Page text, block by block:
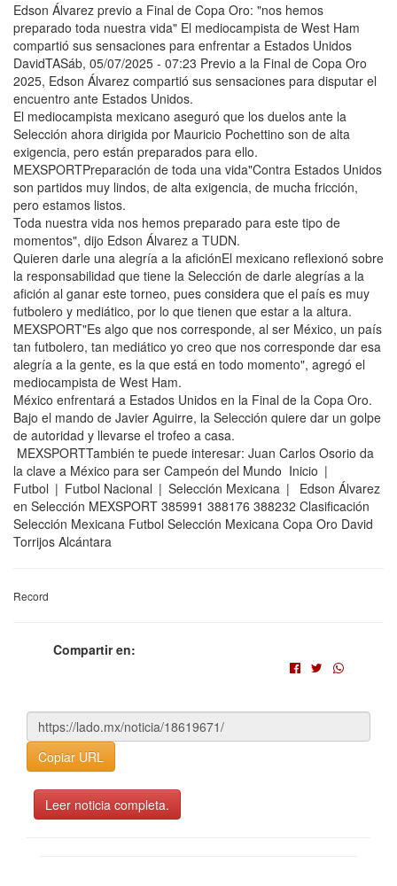
Edson Álvarez previo a Final de Copa Oro: "nos hemos
preparado toda nuestra vida" El mediocampista de West Ham
compartió sus sensaciones para enfrentar a Estados Unidos
DavidTASáb, 05/07/2025 - 07:23 Previo a la Final de Copa Oro
2025, Edson Álvarez compartió sus sensaciones para disputar el
encuentro ante Estados Unidos.
El mediocampista mexicano aseguró que los duelos ante la
Selección ahora dirigida por Mauricio Pochettino son de alta
exigencia, pero están preparados para ello.
MEXSPORTPreparación de toda una vida"Contra Estados Unidos
son partidos muy lindos, de alta exigencia, de mucha fricción,
pero estamos listos.
Toda nuestra vida nos hemos preparado para este tipo de
momentos", dijo Edson Álvarez a TUDN.
Quieren darle una alegría a la aficiónEl mexicano reflexionó sobre
la responsabilidad que tiene la Selección de darle alegrías a la
afición al ganar este torneo, pues considera que el país es muy
futbolero y mediático, por lo que tienen que estar a la altura.
MEXSPORT"Es algo que nos corresponde, al ser México, un país
tan futbolero, tan mediático yo creo que nos corresponde dar esa
alegría a la gente, es la que está en todo momento", agregó el
mediocampista de West Ham.
México enfrentará a Estados Unidos en la Final de la Copa Oro.
Bajo el mando de Javier Aguirre, la Selección quiere dar un golpe
de autoridad y llevarse el trofeo a casa.
MEXSPORTTambién te puede interesar: Juan Carlos Osorio da
la clave a México para ser Campeón del Mundo Inicio |
Futbol | Futbol Nacional | Selección Mexicana | Edson Álvarez
en Selección MEXSPORT 385991 388176 388232 Clasificación
Selección Mexicana Futbol Selección Mexicana Copa Oro David
Torrijos Alcántara
Record
Compartir en:
Copiar URL
Leer noticia completa.